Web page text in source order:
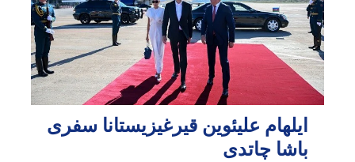
ایلهام علیئوین قیرغیزیستانا سفری
باشا چاتدی